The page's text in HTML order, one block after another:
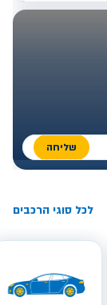
שליחה
לכל סוגי הרכבים